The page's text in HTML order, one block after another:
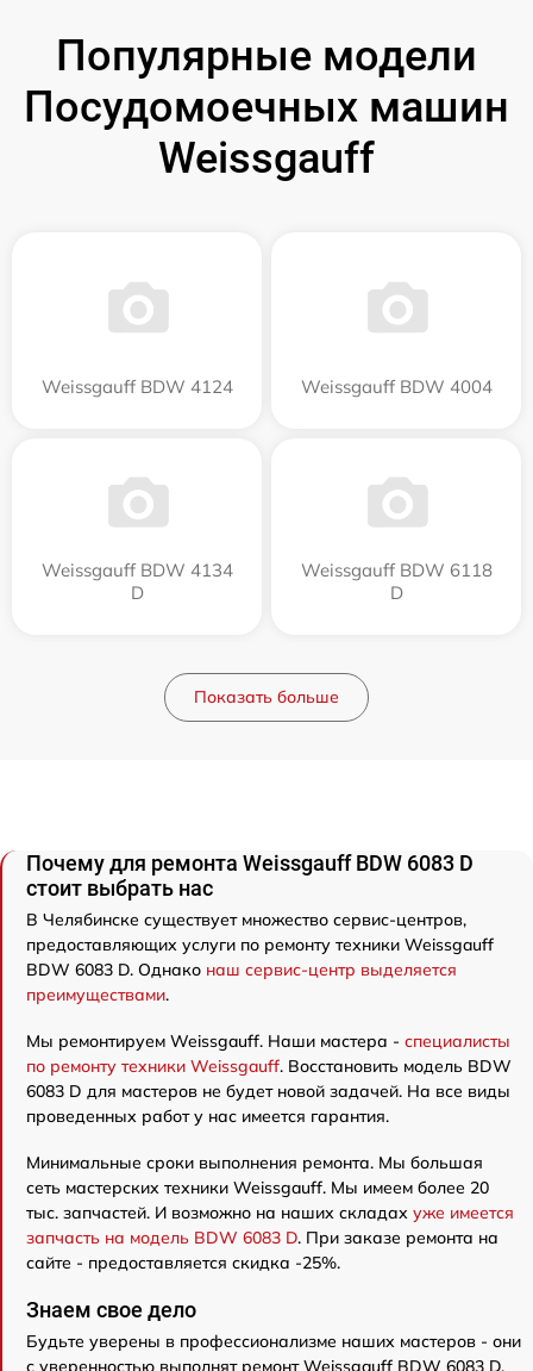
Популярные модели
Посудомоечных машин
Weissgauff
Weissgauff BDW 4124 Weissgauff BDW 4004
Weissgauff BDW 4134
D
Weissgauff BDW 6118
D
Показать больше
Почему для ремонта Weissgauff BDW 6083 D
стоит выбрать нас
В Челябинске существует множество сервис-центров,
предоставляющих услуги по ремонту техники Weissgauff
BDW 6083 D. Однако наш сервис-центр выделяется
преимуществами.
Мы ремонтируем Weissgauff. Наши мастера - специалисты
по ремонту техники Weissgauff. Восстановить модель BDW
6083 D для мастеров не будет новой задачей. На все виды
проведенных работ у нас имеется гарантия.
Минимальные сроки выполнения ремонта. Мы большая
сеть мастерских техники Weissgauff. Мы имеем более 20
тыс. запчастей. И возможно на наших складах уже имеется
запчасть на модель BDW 6083 D. При заказе ремонта на
сайте - предоставляется скидка -25%.
Знаем свое дело
Будьте уверены в профессионализме наших мастеров - они
с уверенностью выполнят ремонт Weissgauff BDW 6083 D.